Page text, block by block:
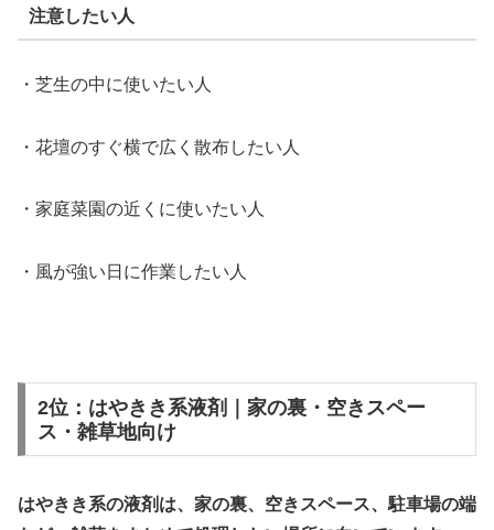
注意したい人
・芝生の中に使いたい人
・花壇のすぐ横で広く散布したい人
・家庭菜園の近くに使いたい人
・風が強い日に作業したい人
2位：はやきき系液剤｜家の裏・空きスペー
ス・雑草地向け
はやきき系の液剤は、家の裏、空きスペース、駐車場の端